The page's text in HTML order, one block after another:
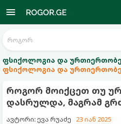
ფსიქოლოგია და
ფსიქოლოგია და
როგორ მოიქცეთ თუ
დასრულდა, მაგრამ
ავტორი: ევა რუაძე 23 იან 2025